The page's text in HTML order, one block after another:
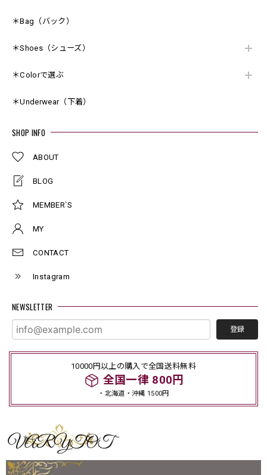
＊Bag（バック）
＊Shoes（シューズ）
＊Colorで選ぶ
＊Underwear（下着）
SHOP INFO
ABOUT
BLOG
MEMBER`S
MY
CONTACT
Instagram
NEWSLETTER
登録
10000円以上の購入で全国送料無料
全国一律 800円
・北海道・沖縄 1500円